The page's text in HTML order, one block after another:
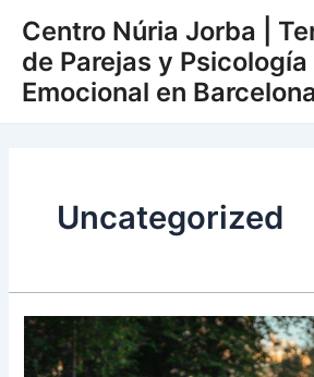
contenido
Centro Núria Jorba |
de Parejas y Psicología
Emocional en
Uncategorized
¿Es
posible